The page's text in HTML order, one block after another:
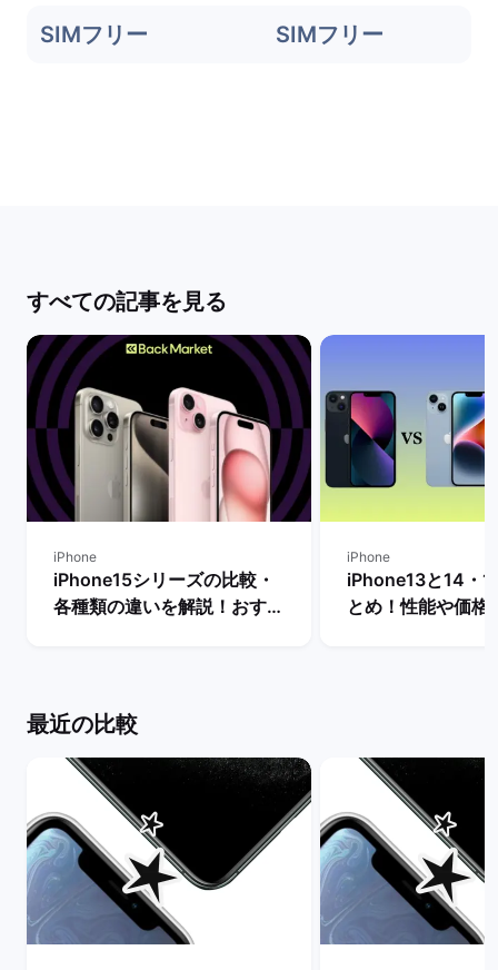
SIMフリー SIMフリー
すべての記事を見る
iPhone
iPhone15シリーズの比較・
各種類の違いを解説！おすす
iPhone
iPhone13と14・
とめ！性能や価格
最近の比較